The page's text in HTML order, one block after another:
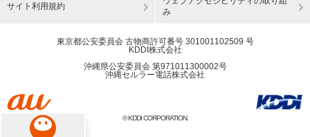
サイト利用規約
み
東京都公安委員会 古物商許可番号 301001102509 号
KDDI株式会社
沖縄県公安委員会 第971011300002号
沖縄セルラー電話株式会社
© KDDI CORPORATION.